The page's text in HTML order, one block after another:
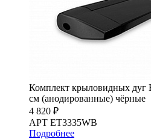
Комплект крыловидных дуг
см (анодированные) чёрные
4 820 ₽
АРТ ET3335WB
Подробнее